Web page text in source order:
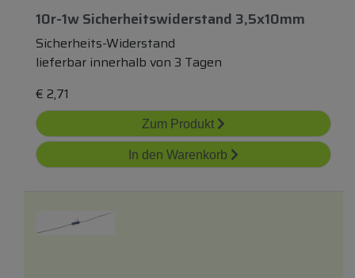
10r-1w Sicherheitswiderstand 3,5x10mm
Sicherheits-Widerstand
lieferbar innerhalb von 3 Tagen
€ 2,71
Zum Produkt
In den Warenkorb